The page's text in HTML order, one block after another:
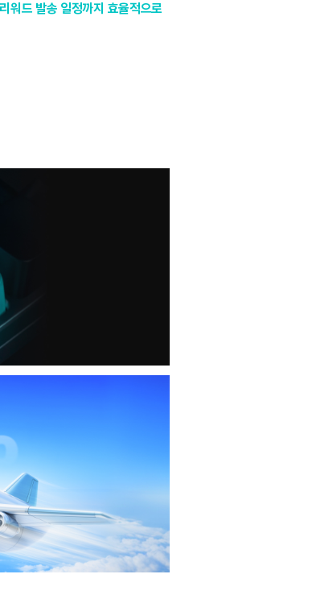
워드 발송 일정까지 효율적으로